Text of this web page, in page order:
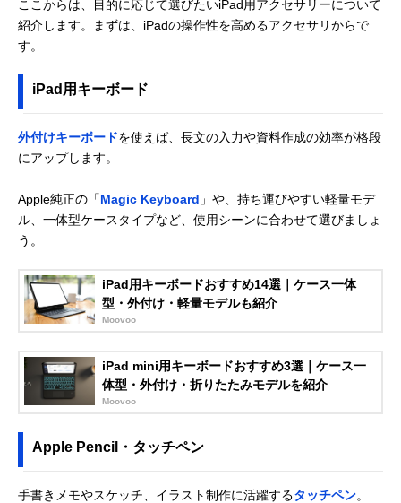
ここからは、目的に応じて選びたいiPad用アクセサリーについて
紹介します。まずは、iPadの操作性を高めるアクセサリからで
す。
iPad用キーボード
外付けキーボードを使えば、長文の入力や資料作成の効率が格段
にアップします。
Apple純正の「Magic Keyboard 」や、持ち運びやすい軽量モデ
ル、一体型ケースタイプなど、使用シーンに合わせて選びましょ
う。
iPad用キーボードおすすめ14選｜ケース一体
型・外付け・軽量モデルも紹介
Moovoo
iPad mini用キーボードおすすめ3選｜ケース一
体型・外付け・折りたたみモデルを紹介
Moovoo
Apple Pencil・タッチペン
手書きメモやスケッチ、イラスト制作に活躍するタッチペン。